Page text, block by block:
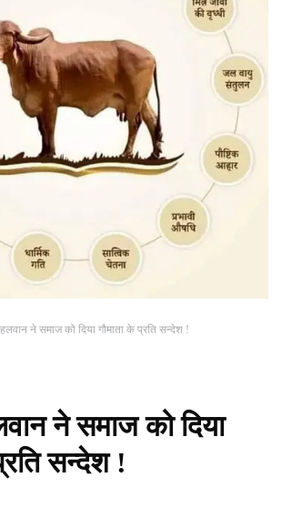
ने समाज को दिया गौमाता के प्रति सन्देश !
ने समाज को दिया
सन्देश !